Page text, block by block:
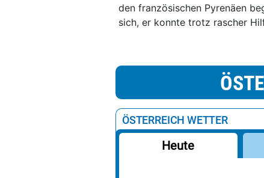
den französischen Pyrenäen
sich, er konnte trotz rascher
ÖSTERREICH WETTER
Heute